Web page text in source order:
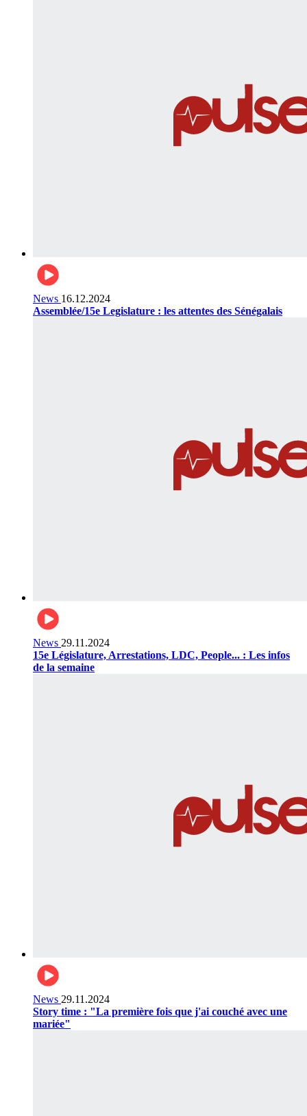
News 16.12.2024
Assemblée/15e Legislature : les attentes des Sénégalais
News 29.11.2024
15e Législature, Arrestations, LDC, People... : Les infos
de la semaine
News 29.11.2024
Story time : "La première fois que j'ai couché avec une
mariée"